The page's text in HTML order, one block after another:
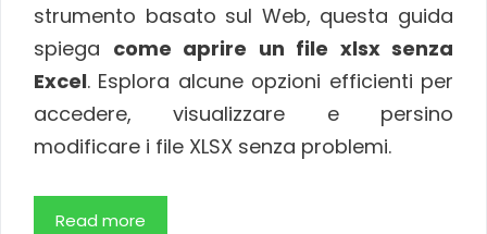
strumento basato sul Web, questa guida
spiega come aprire un file xlsx senza
Excel. Esplora alcune opzioni efficienti per
accedere, visualizzare e persino
modificare i file XLSX senza problemi.
Read more